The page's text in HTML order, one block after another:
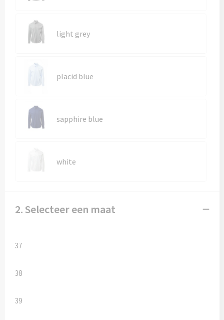
Kledingaccessoires
Ondergoed, Sokken en Nachtkleding
Bivakmuts test
light grey
placid blue
sapphire blue
white
2. Selecteer een maat
37
38
39